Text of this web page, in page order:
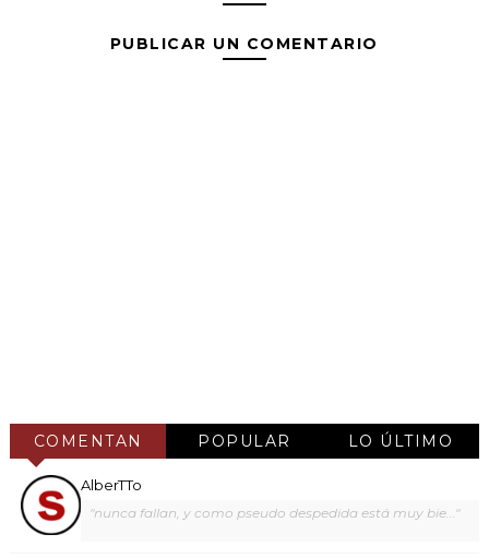
PUBLICAR UN COMENTARIO
COMENTAN POPULAR LO ÚLTIMO
AlberTTo
"nunca fallan, y como pseudo despedida está muy bie..."